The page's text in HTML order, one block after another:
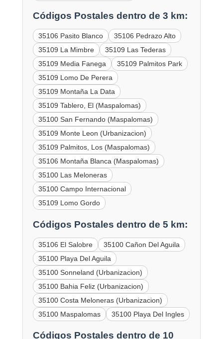
Códigos Postales dentro de 3 km:
35106 Pasito Blanco
35106 Pedrazo Alto
35109 La Mimbre
35109 Las Tederas
35109 Media Fanega
35109 Palmitos Park
35109 Lomo De Perera
35109 Montaña La Data
35109 Tablero, El (Maspalomas)
35100 San Fernando (Maspalomas)
35109 Monte Leon (Urbanizacion)
35109 Palmitos, Los (Maspalomas)
35106 Montaña Blanca (Maspalomas)
35100 Las Meloneras
35100 Campo Internacional
35109 Lomo Gordo
Códigos Postales dentro de 5 km:
35106 El Salobre
35100 Cañon Del Aguila
35100 Playa Del Aguila
35100 Sonneland (Urbanizacion)
35100 Bahia Feliz (Urbanizacion)
35100 Costa Meloneras (Urbanizacion)
35100 Maspalomas
35100 Playa Del Ingles
Códigos Postales dentro de 10